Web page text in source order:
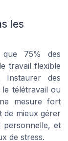
les
que 75% des
travail flexible
Instaurer des
télétravail ou
mesure fort
de mieux gérer
personnelle, et
de stress.